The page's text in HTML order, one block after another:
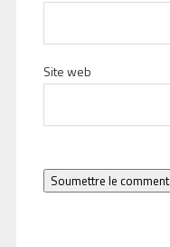
Site web
Soumettre le